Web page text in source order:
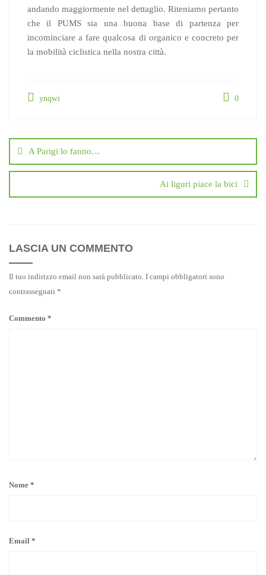
andando maggiormente nel dettaglio. Riteniamo pertanto
che il PUMS sia una buona base di partenza per
incominciare a fare qualcosa di organico e concreto per
la mobilità ciclistica nella nostra città.
ynqwi 0
articoli
A Parigi lo fanno…
Ai liguri piace la bici
LASCIA UN COMMENTO
Il tuo indirizzo email non sarà pubblicato. I campi obbligatori sono
contrassegnati *
Commento *
Nome *
Email *